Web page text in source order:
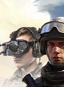
Telegram-